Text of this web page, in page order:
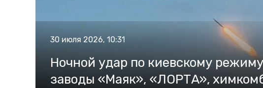
30 июля 2026, 10:31
Ночной удар по киевскому
заводы «Маяк», «ЛОРТА»,